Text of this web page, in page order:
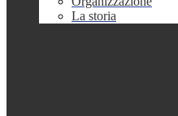
La storia